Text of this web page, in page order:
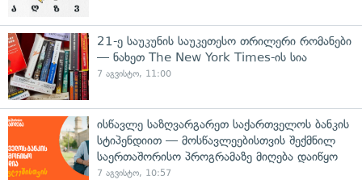
21-ე საუკუნის საუკეთესო თრილერი რომანები
— ნახეთ The New York Times-ის სია
7 აგვისტო, 11:00
ისწავლე საზღვარგარეთ საქართველოს ბანკის
სტიპენდიით — მოსწავლეებისთვის შექმნილ
საერთაშორისო პროგრამაზე მიღება დაიწყო
7 აგვისტო, 10:57